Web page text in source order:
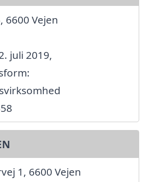
6600 Vejen
juli 2019,
1, 6600 Vejen